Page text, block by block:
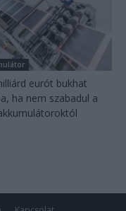
eurót bukhat
ha nem szabadul a